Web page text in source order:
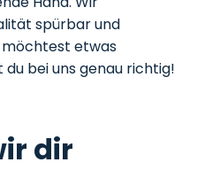
spürbar und
möchtest etwas
du bei uns genau richtig!
dir